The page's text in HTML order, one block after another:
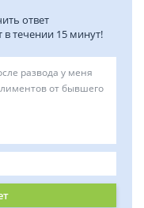
ответ
течении 15 минут!